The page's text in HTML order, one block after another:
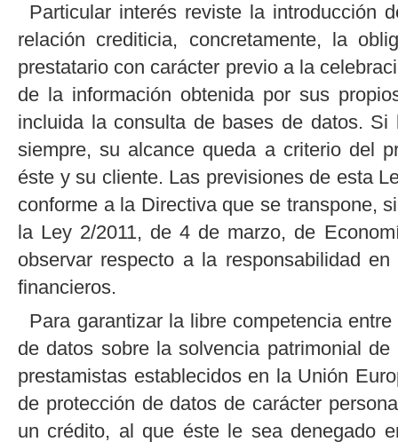
Particular interés reviste la introducción
relación crediticia, concretamente, la
prestatario con carácter previo a la
de la información obtenida por sus
incluida la consulta de bases de datos.
siempre, su alcance queda a criterio del
éste y su cliente. Las previsiones de esta
conforme a la Directiva que se transpone,
la Ley 2/2011, de 4 de marzo, de
observar respecto a la responsabilidad
financieros.
Para garantizar la libre competencia
de datos sobre la solvencia patrimonial
prestamistas establecidos en la Unión
de protección de datos de carácter
un crédito, al que éste le sea denegado